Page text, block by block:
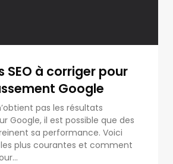
SEO à corriger pour
Google
pas les résultats
Google, il est possible que des
sa performance. Voici
les plus courantes et comment